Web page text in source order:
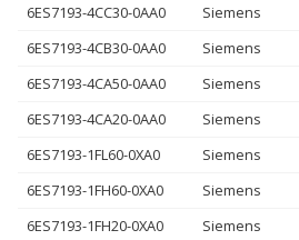
6ES7193-4CC30-0AA0 Siemens
6ES7193-4CB30-0AA0 Siemens
6ES7193-4CA50-0AA0 Siemens
6ES7193-4CA20-0AA0 Siemens
6ES7193-1FL60-0XA0 Siemens
6ES7193-1FH60-0XA0 Siemens
6ES7193-1FH20-0XA0 Siemens